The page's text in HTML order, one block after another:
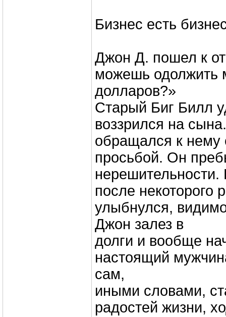
Бизнес есть
Джон Д. пошел к
можешь одолжить
долларов?»
Старый Биг Билл
воззрился на
обращался к нему
просьбой. Он
нерешительности.
после некоторого
улыбнулся,
Джон залез в
долги и вообще
настоящий
сам,
иными словами,
радостей жизни,